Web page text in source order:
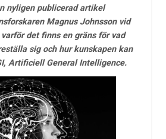
nyligen publicerad artikel
Magnus Johnsson vid
det finns en gräns för vad
sig och hur kunskapen kan
Artificiell General Intelligence.